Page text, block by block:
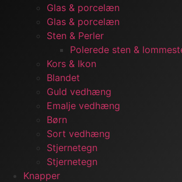
Glas & porcelæn
Glas & porcelæn
Sten & Perler
Polerede sten &
Kors & Ikon
Blandet
Guld vedhæng
Emalje vedhæng
Børn
Sort vedhæng
Stjernetegn
Stjernetegn
Knapper